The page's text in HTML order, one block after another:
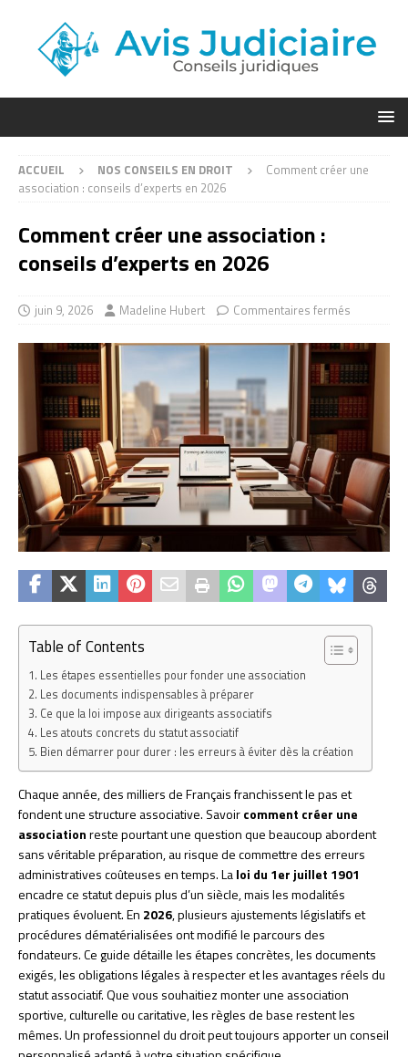
ACCUEIL NOS CONSEILS EN DROIT
Comment créer une
association : conseils d’experts en 2026
Comment créer une association :
conseils d’experts en 2026
juin 9, 2026 Madeline Hubert Commentaires fermés
Table of Contents
Les étapes essentielles pour fonder une association
Les documents indispensables à préparer
Ce que la loi impose aux dirigeants associatifs
Les atouts concrets du statut associatif
Bien démarrer pour durer : les erreurs à éviter dès la création
Chaque année, des milliers de Français franchissent le pas et
fondent une structure associative. Savoircomment créer une
associationreste pourtant une question que beaucoup abordent
sans véritable préparation, au risque de commettre des erreurs
administratives coûteuses en temps. Laloi du 1er juillet 1901
encadre ce statut depuis plus d’un siècle, mais les modalités
pratiques évoluent. En 2026, plusieurs ajustements législatifs et
procédures dématérialisées ont modifié le parcours des
fondateurs. Ce guide détaille les étapes concrètes, les documents
exigés, les obligations légales à respecter et les avantages réels du
statut associatif. Que vous souhaitiez monter une association
sportive, culturelle ou caritative, les règles de base restent les
mêmes. Un professionnel du droit peut toujours apporter un conseil